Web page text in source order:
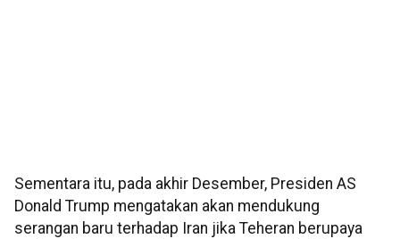
Sementara itu, pada akhir Desember, Presiden AS
Donald Trump mengatakan akan mendukung
serangan baru terhadap Iran jika Teheran berupaya